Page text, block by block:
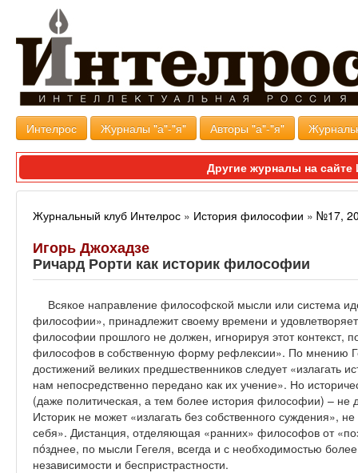
Интелрос Журналы "а"-"я" Авторы "а"-"я"
Другие журналы на
Журнальный клуб Интелрос » История философии » №17,
Игорь Джохадзе
Ричард Рорти как историк философии
Всякое направление философской мысли или система
философии», принадлежит своему времени и
философии прошлого не должен, игнорируя этот контекст,
философов в собственную форму рефлексии». По мнению
достижений великих предшественников следует «излагать
нам непосредственно передано как их учение». Но
(даже политическая, а тем более история философии) – не
Историк не может «излагать без собственного суждения»,
себя». Дистанция, отделяющая «ранних» философов от
пóзднее, по мысли Гегеля, всегда и с необходимостью
независимости и беспристрастности.